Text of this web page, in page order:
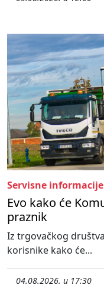
Servisne informacije
Evo kako će
praznik
Iz trgovačkog
korisnike kako će...
04.08.2026. u 17:30